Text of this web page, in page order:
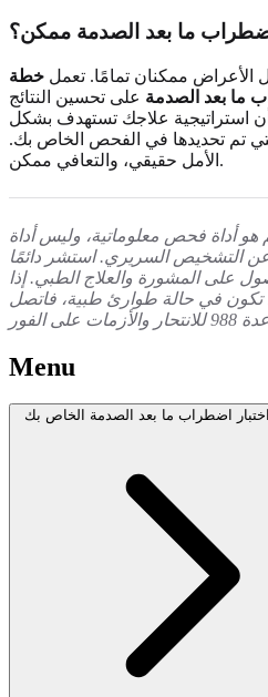
ما بعد الصدمة ممكن؟
الأعراض ممكنان تمامًا. تعمل خطة
ما بعد الصدمة على تحسين النتائج
استراتيجية علاجك تستهدف بشكل
تم تحديدها في الفحص الخاص بك.
الأمل حقيقي، والتعافي ممكن.
هو أداة فحص معلوماتية، وليس أداة
عن التشخيص السريري. استشر دائمًا
على المشورة والعلاج الطبي. إذا
تكون في حالة طوارئ طبية، فاتصل
Menu
اختبار اضطراب ما بعد الصدمة الخاص بك